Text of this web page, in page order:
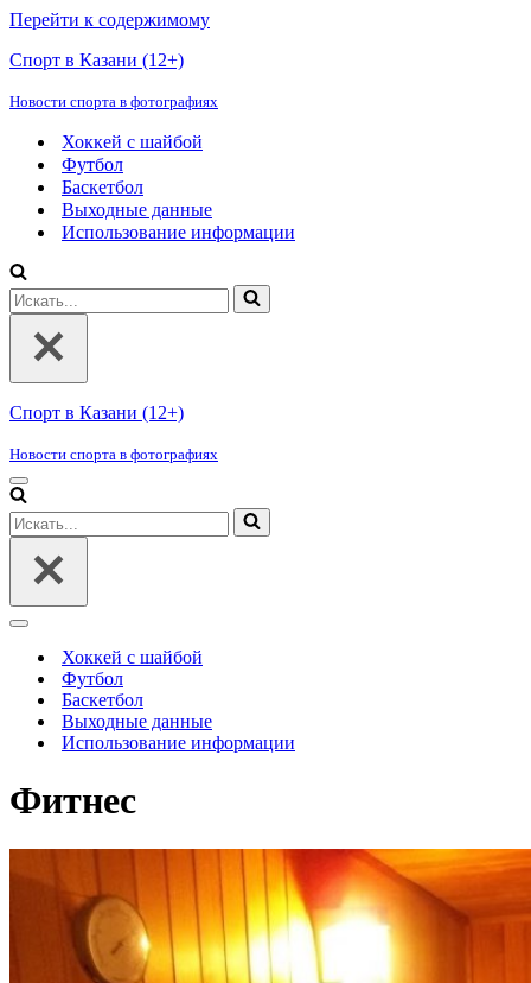
Перейти к содержимому
Спорт в Казани (12+)
Новости спорта в фотографиях
Хоккей с шайбой
Футбол
Баскетбол
Выходные данные
Использование информации
Искать...
Спорт в Казани (12+)
Новости спорта в фотографиях
Меню
навигации
Искать...
Меню
навигацииХоккей с шайбой
Футбол
Баскетбол
Выходные данные
Использование информации
Фитнес